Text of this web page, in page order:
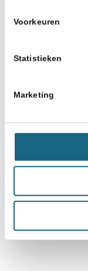
Voorkeuren
Statistieken
Marketing